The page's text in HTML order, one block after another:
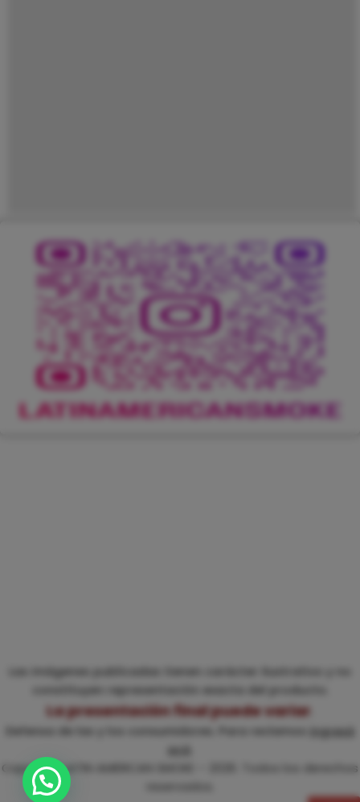
Las imágenes publicadas tienen carácter ilustrativo y no
constituyen representación exacta del producto.
La presentación final puede variar
ingresá
acá
Copyright LATIN AMERICAN SMOKE – 2026. Todos los derechos